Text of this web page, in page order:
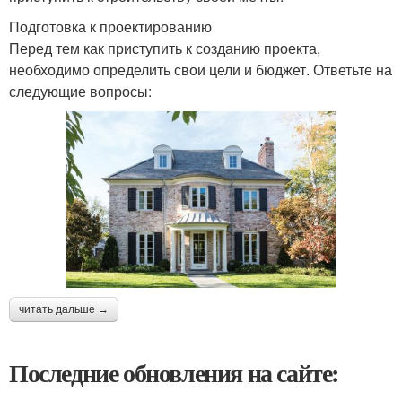
Подготовка к проектированию
Перед тем как приступить к созданию проекта,
необходимо определить свои цели и бюджет. Ответьте на
следующие вопросы:
читать дальше →
Последние обновления на сайте: